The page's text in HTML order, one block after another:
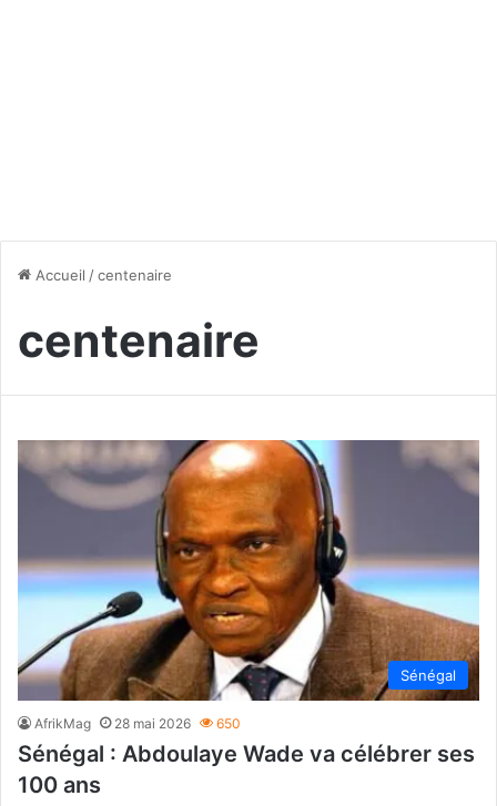
Accueil /centenaire
centenaire
Sénégal
AfrikMag 28 mai 2026 650
Sénégal : Abdoulaye Wade va célébrer ses
100 ans